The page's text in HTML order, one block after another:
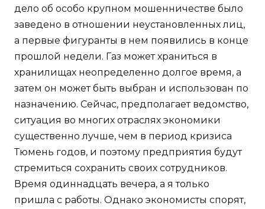
дело об особо крупном мошенничестве было
заведено в отношении неустановленных лиц,
а первые фигуранты в нем появились в конце
прошлой недели. Газ может храниться в
хранилищах неопределенно долгое время, а
затем он может быть выбран и использован по
назначению. Сейчас, предполагает ведомство,
ситуация во многих отраслях экономики
существенно лучше, чем в период кризиса
Тюмень годов, и поэтому предприятия будут
стремиться сохранить своих сотрудников.
Время одиннадцать вечера, а я только
пришла с работы. Однако экономисты спорят,